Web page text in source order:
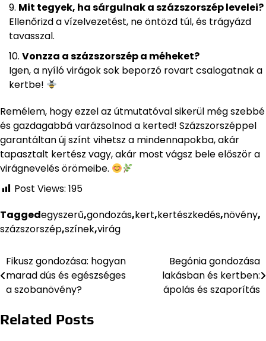
Mit tegyek, ha sárgulnak a százszorszép levelei?
Ellenőrizd a vízelvezetést, ne öntözd túl, és trágyázd
tavasszal.
Vonzza a százszorszép a méheket?
Igen, a nyíló virágok sok beporzó rovart csalogatnak a
kertbe!
Remélem, hogy ezzel az útmutatóval sikerül még szebbé
és gazdagabbá varázsolnod a kerted! Százszorszéppel
garantáltan új színt vihetsz a mindennapokba, akár
tapasztalt kertész vagy, akár most vágsz bele először a
virágnevelés örömeibe.
Post Views: 195
Taggedegyszerű,gondozás,kert,kertészkedés,növény,
százszorszép,színek,virág
Bejegyzés
navigáció
Fikusz gondozása: hogyan
marad dús és egészséges
a szobanövény?
Begónia gondozása
lakásban és kertben:
ápolás és szaporítás
Related Posts